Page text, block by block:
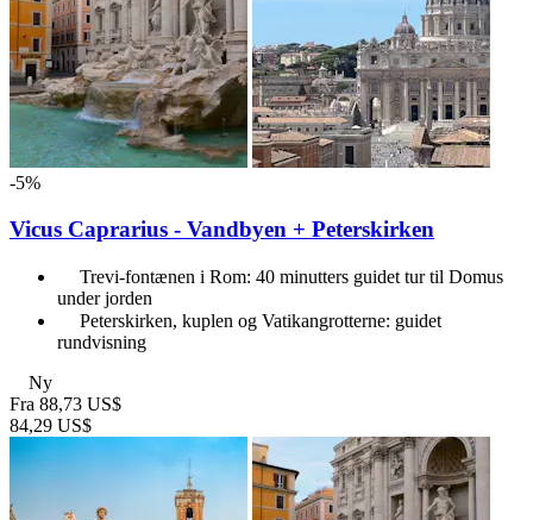
-5%
Vicus Caprarius - Vandbyen + Peterskirken
Trevi-fontænen i Rom: 40 minutters guidet tur til Domus
under jorden
Peterskirken, kuplen og Vatikangrotterne: guidet
rundvisning
Ny
Fra 88,73 US$
84,29 US$